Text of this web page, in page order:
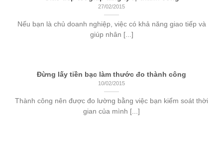
27/02/2015
Nếu bạn là chủ doanh nghiệp, việc có khả năng giao tiếp và
giúp nhân [...]
Đừng lấy tiền bạc làm thước đo thành công
10/02/2015
Thành công nên được đo lường bằng việc bạn kiểm soát thời
gian của mình [...]